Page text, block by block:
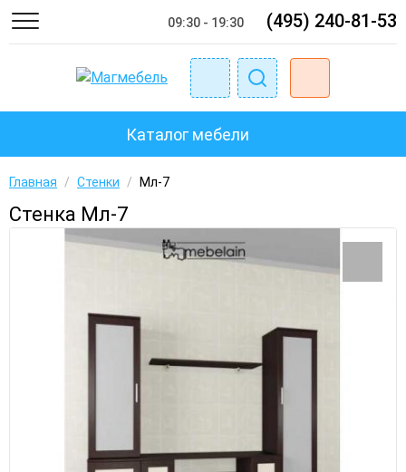
09:30 - 19:30 (495) 240-81-53
Каталог мебели
Главная / Стенки / Мл-7
Стенка Мл-7